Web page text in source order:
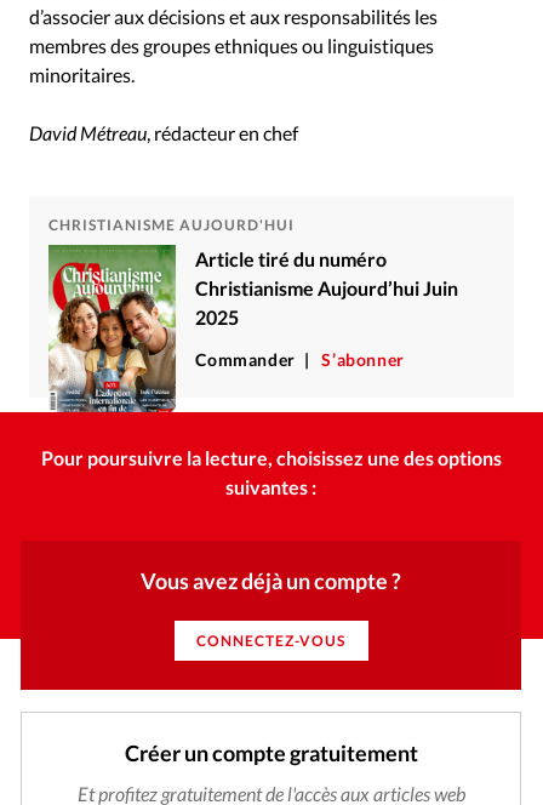
d’associer aux décisions et aux responsabilités les
membres des groupes ethniques ou linguistiques
minoritaires.
David Métreau , rédacteur en chef
CHRISTIANISME AUJOURD'HUI
Article tiré du numéro
Christianisme Aujourd’hui Juin
2025
Commander S’abonner
Pour poursuivre la lecture, choisissez une des options
suivantes :
Vous avez déjà un compte ?
CONNECTEZ-VOUS
Créer un compte gratuitement
Et profitez gratuitement de l'accès aux articles web